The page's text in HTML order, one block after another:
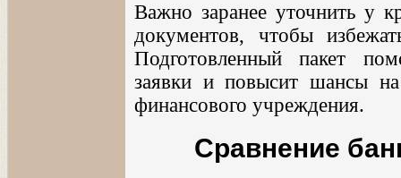
Важно заранее уточнить у
документов, чтобы
Подготовленный пакет
заявки и повысит шансы
финансового учреждения.
Сравнение